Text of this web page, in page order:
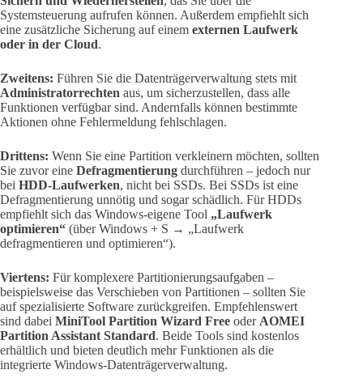
Systemsteuerung aufrufen können. Außerdem empfiehlt sich
eine zusätzliche Sicherung auf einem externen Laufwerk
oder in der Cloud.
Zweitens: Führen Sie die Datenträgerverwaltung stets mit
Administratorrechten aus, um sicherzustellen, dass alle
Funktionen verfügbar sind. Andernfalls können bestimmte
Aktionen ohne Fehlermeldung fehlschlagen.
Drittens: Wenn Sie eine Partition verkleinern möchten, sollten
Sie zuvor eine Defragmentierung durchführen – jedoch nur
bei HDD-Laufwerken, nicht bei SSDs. Bei SSDs ist eine
Defragmentierung unnötig und sogar schädlich. Für HDDs
empfiehlt sich das Windows-eigene Tool „Laufwerk
optimieren“ (über Windows + S → „Laufwerk
defragmentieren und optimieren“).
Viertens: Für komplexere Partitionierungsaufgaben –
beispielsweise das Verschieben von Partitionen – sollten Sie
auf spezialisierte Software zurückgreifen. Empfehlenswert
sind dabei MiniTool Partition Wizard Free oder AOMEI
Partition Assistant Standard. Beide Tools sind kostenlos
erhältlich und bieten deutlich mehr Funktionen als die
integrierte Windows-Datenträgerverwaltung.